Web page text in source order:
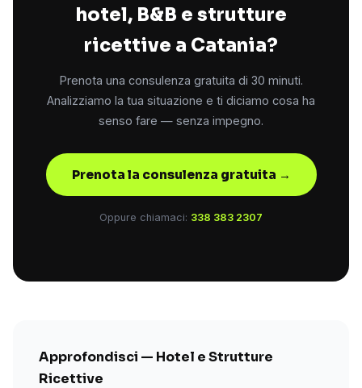
hotel, B&B e strutture
ricettive a Catania?
Prenota una consulenza gratuita di 30 minuti.
Analizziamo la tua situazione e ti diciamo cosa ha
senso fare — senza impegno.
Prenota la consulenza gratuita →
Oppure chiamaci: 338 383 2307
Approfondisci — Hotel e Strutture
Ricettive